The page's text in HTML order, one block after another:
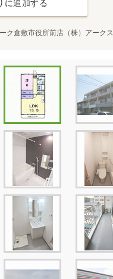
に追加する
ク倉敷市役所前店（株）アークス